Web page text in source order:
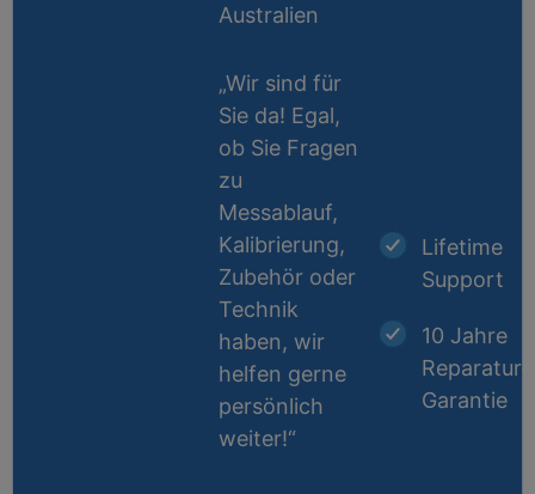
Australien
„Wir sind für
Sie da! Egal,
ob Sie Fragen
zu
Messablauf,
Kalibrierung,
Zubehör oder
Technik
haben, wir
helfen gerne
persönlich
weiter!“
Lifetime
Support
10 Jahre
Reparatur-
Garantie